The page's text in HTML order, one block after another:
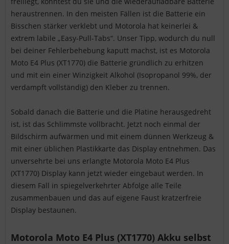
heraustrennen. In den meisten Fällen ist die Batterie ein
Bisschen stärker verklebt und Motorola hat keinerlei &
extrem labile „Easy-Pull-Tabs“. Unser Tipp, wodurch du null
bei deiner Fehlerbehebung kaputt machst, ist es Motorola
Moto E4 Plus (XT1770) die Batterie gründlich zu erhitzen
und mit ein einer Winzigkeit Alkohol (Isopropanol 99%, der
verdampft vollständig) den Kleber zu trennen.
Sobald danach die Batterie und die Platine herausgedreht
ist, ist das Schlimmste vollbracht. Jetzt noch einmal der
Bildschirm aufwärmen und mit einem dünnen Werkzeug &
mit einer üblichen Plastikkarte das Display entnehmen. Das
unversehrte bei uns erlangte Motorola Moto E4 Plus
(XT1770) Display kann jetzt wieder eingebaut werden. In
diesem Fall in spiegelverkehrter Abfolge alle Teile
zusammenbauen und das auf eigene Faust kratzerfreie
Display bestaunen.
Motorola Moto E4 Plus (XT1770) Akku selbst